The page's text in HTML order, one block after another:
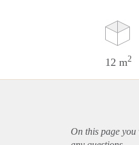
12 m2
On this page